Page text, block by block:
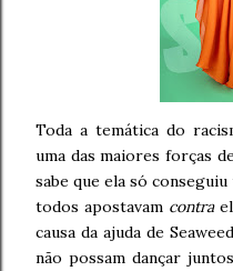
Toda a temática do
uma das maiores forças
sabe que ela só
todos apostavam contra
causa da ajuda de
não possam dançar